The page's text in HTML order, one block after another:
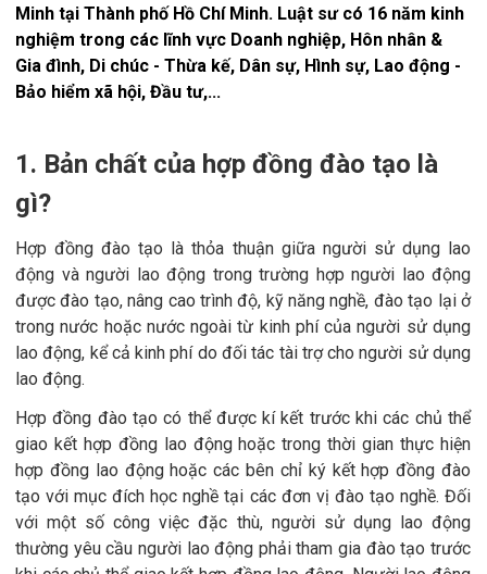
Minh tại Thành phố Hồ Chí Minh. Luật sư có 16 năm kinh
nghiệm trong các lĩnh vực Doanh nghiệp, Hôn nhân &
Gia đình, Di chúc - Thừa kế, Dân sự, Hình sự, Lao động -
Bảo hiểm xã hội, Đầu tư,...
1. Bản chất của hợp đồng đào tạo là
gì?
Hợp đồng đào tạo là thỏa thuận giữa người sử dụng lao
động và người lao động trong trường hợp người lao động
được đào tạo, nâng cao trình độ, kỹ năng nghề, đào tạo lại ở
trong nước hoặc nước ngoài từ kinh phí của người sử dụng
lao động, kể cả kinh phí do đối tác tài trợ cho người sử dụng
lao động.
Hợp đồng đào tạo có thể được kí kết trước khi các chủ thể
giao kết hợp đồng lao động hoặc trong thời gian thực hiện
hợp đồng lao động hoặc các bên chỉ ký kết hợp đồng đào
tạo với mục đích học nghề tại các đơn vị đào tạo nghề. Đối
với một số công việc đặc thù, người sử dụng lao động
thường yêu cầu người lao động phải tham gia đào tạo trước